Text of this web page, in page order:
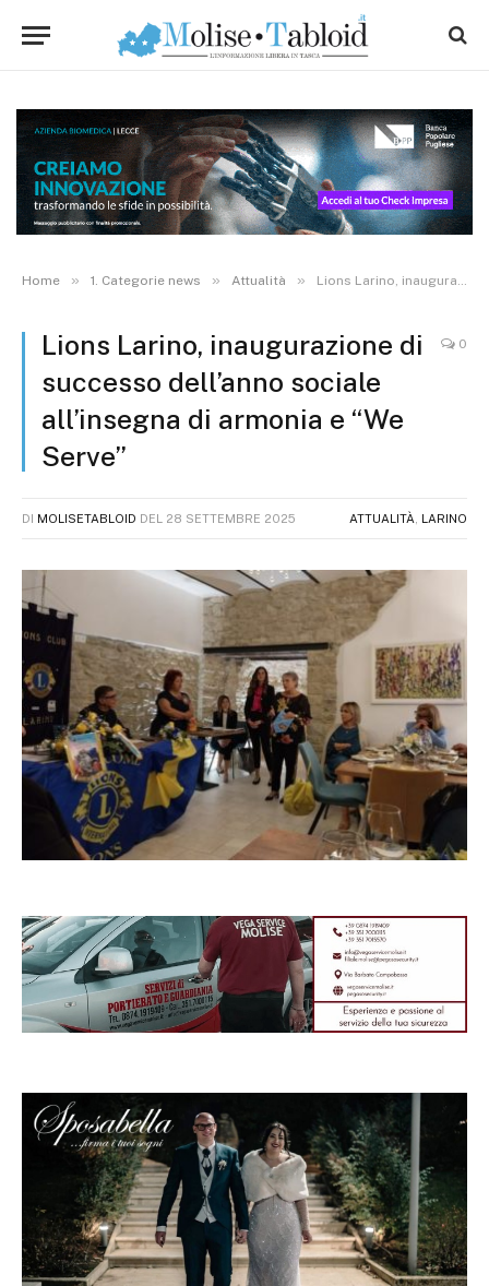
Home » 1. Categorie news » Attualità » Lions Larino, inaugurazione di successo dell’anno sociale all’insegna di armonia e “We Serve”
Lions Larino, inaugurazione di
successo dell’anno sociale
all’insegna di armonia e “We
Serve”
0
DI MOLISETABLOID DEL 28 SETTEMBRE 2025 ATTUALITÀ LARINO